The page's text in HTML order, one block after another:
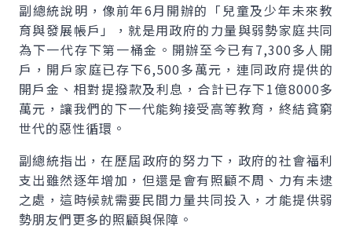
副總統說明，像前年6月開辦的「兒童及少年未來教
育與發展帳戶」，就是用政府的力量與弱勢家庭共同
為下一代存下第一桶金。開辦至今已有7,300多人開
戶，開戶家庭已存下6,500多萬元，連同政府提供的
開戶金、相對提撥款及利息，合計已存下1億8000多
萬元，讓我們的下一代能夠接受高等教育，終結貧窮
世代的惡性循環。
副總統指出，在歷屆政府的努力下，政府的社會福利
支出雖然逐年增加，但還是會有照顧不周、力有未逮
之處，這時候就需要民間力量共同投入，才能提供弱
勢朋友們更多的照顧與保障。